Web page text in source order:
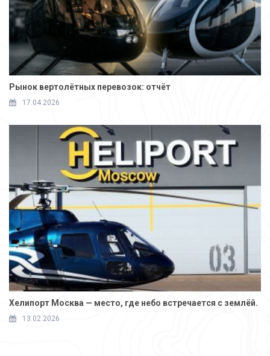
Рынок вертолётных перевозок: отчёт
17.04.2026
Хелипорт Москва — место, где небо встречается с землёй.
13.02.2026